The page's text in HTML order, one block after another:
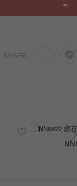
SHARE